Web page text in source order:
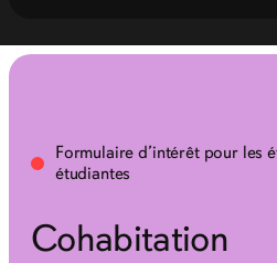
Formulaire d’intérêt pour les
étudiantes
Cohabitation